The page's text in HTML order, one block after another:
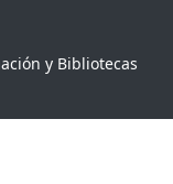
y Bibliotecas